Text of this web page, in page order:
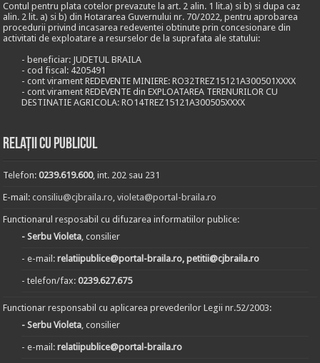
Contul pentru plata cotelor prevazute la art. 2 alin. 1 lit.a) si b) si dupa caz
alin. 2 lit. a) si b) din Hotararea Guvernului nr. 70/2022, pentru aprobarea
procedurii privind incasarea redeventei obtinute prin concesionare din
activitati de exploatare a resurselor de la suprafata ale statului:
- beneficiar: JUDETUL BRAILA
- cod fiscal: 4205491
- cont virament REDEVENTE MINIERE: RO32TREZ15121A300501XXXX
- cont virament REDEVENTE din EXPLOATAREA TERENURILOR CU
DESTINATIE AGRICOLA: RO14TREZ15121A300505XXXX
Relații cu publicul
Telefon:0239.619.600, int. 202 sau 231
E-mail:consiliu@cjbraila.ro,violeta@portal-braila.ro
Functionarul resposabil cu difuzarea informatiilor publice:
- Serbu Violeta, consilier
- e-mail:relatiipublice@portal-braila.ro, petitii@cjbraila.ro
- telefon/fax:0239.627.675
Functionar responsabil cu aplicarea prevederilor Legii nr.52/2003:
- Serbu Violeta, consilier
- e-mail:relatiipublice@portal-braila.ro